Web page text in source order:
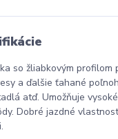
so žliabkovým profilom
a ďalšie ťahané
atď. Umožňuje
Dobré jazdné